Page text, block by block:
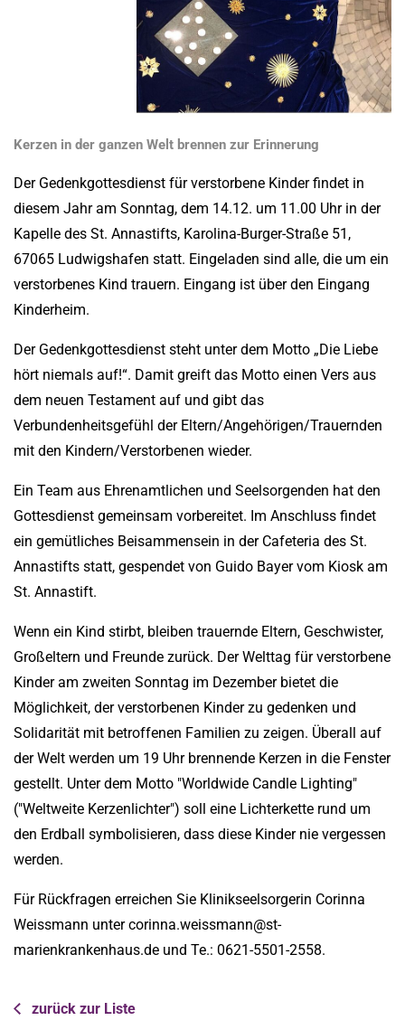
Kerzen in der ganzen Welt brennen zur Erinnerung
Der Gedenkgottesdienst für verstorbene Kinder findet in
diesem Jahr am Sonntag, dem 14.12. um 11.00 Uhr in der
Kapelle des St. Annastifts, Karolina-Burger-Straße 51,
67065 Ludwigshafen statt. Eingeladen sind alle, die um ein
verstorbenes Kind trauern. Eingang ist über den Eingang
Kinderheim.
Der Gedenkgottesdienst steht unter dem Motto „Die Liebe
hört niemals auf!“. Damit greift das Motto einen Vers aus
dem neuen Testament auf und gibt das
Verbundenheitsgefühl der Eltern/Angehörigen/Trauernden
mit den Kindern/Verstorbenen wieder.
Ein Team aus Ehrenamtlichen und Seelsorgenden hat den
Gottesdienst gemeinsam vorbereitet. Im Anschluss findet
ein gemütliches Beisammensein in der Cafeteria des St.
Annastifts statt, gespendet von Guido Bayer vom Kiosk am
St. Annastift.
Wenn ein Kind stirbt, bleiben trauernde Eltern, Geschwister,
Großeltern und Freunde zurück. Der Welttag für verstorbene
Kinder am zweiten Sonntag im Dezember bietet die
Möglichkeit, der verstorbenen Kinder zu gedenken und
Solidarität mit betroffenen Familien zu zeigen. Überall auf
der Welt werden um 19 Uhr brennende Kerzen in die Fenster
gestellt. Unter dem Motto "Worldwide Candle Lighting"
("Weltweite Kerzenlichter") soll eine Lichterkette rund um
den Erdball symbolisieren, dass diese Kinder nie vergessen
werden.
Für Rückfragen erreichen Sie Klinikseelsorgerin Corinna
Weissmann unter corinna.weissmann@st-
marienkrankenhaus.de und Te.: 0621-5501-2558.
zurück zur Liste